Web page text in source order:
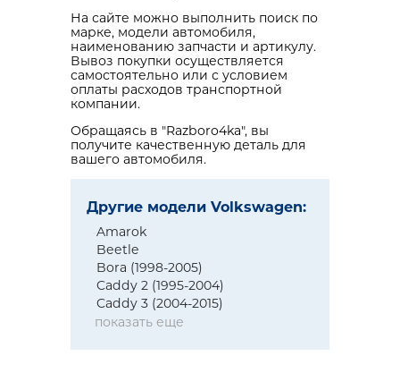
На сайте можно выполнить поиск по
марке, модели автомобиля,
наименованию запчасти и артикулу.
Вывоз покупки осуществляется
самостоятельно или с условием
оплаты расходов транспортной
компании.
Обращаясь в "Razboro4ka", вы
получите качественную деталь для
вашего автомобиля.
Другие модели Volkswagen:
Amarok
Beetle
Bora (1998-2005)
Caddy 2 (1995-2004)
Caddy 3 (2004-2015)
показать еще